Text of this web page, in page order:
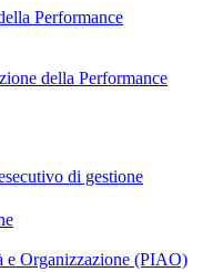
Performance
della Performance
di gestione
e Organizzazione (PIAO)